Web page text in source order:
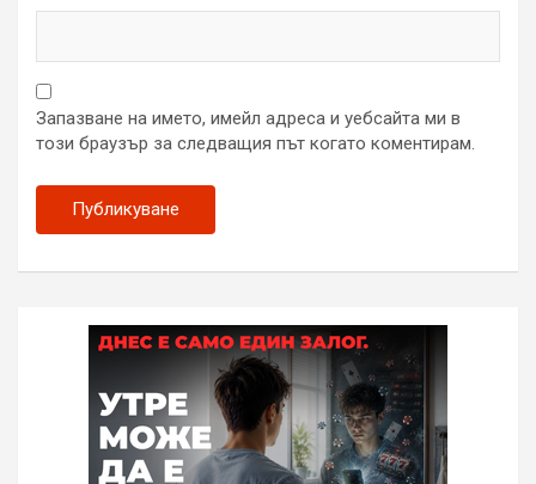
Запазване на името, имейл адреса и уебсайта ми в
този браузър за следващия път когато коментирам.